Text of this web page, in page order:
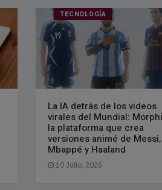
TECNOLOGÍA
La IA detrás de los videos
virales del Mundial:
la plataforma que crea
versiones animé de Messi,
Mbappé y Haaland
10 Julio, 2026